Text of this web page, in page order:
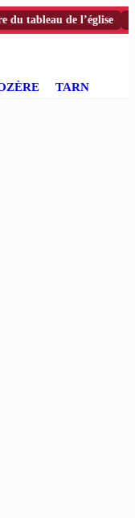
de l’église [07:55]
TARN